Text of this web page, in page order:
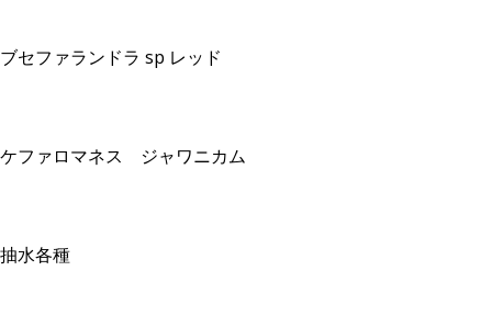
ブセファランドラ sp レッド
ケファロマネス ジャワニカム
抽水各種